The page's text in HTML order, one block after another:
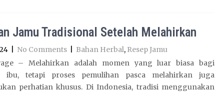
Jamu Tradisional Setelah Melahirkan
No Comments Bahan Herbal, Resep Jamu
– Melahirkan adalah momen yang luar biasa bagi
ibu, tetapi proses pemulihan pasca melahirkan juga
perhatian khusus. Di Indonesia, tradisi menggunakan